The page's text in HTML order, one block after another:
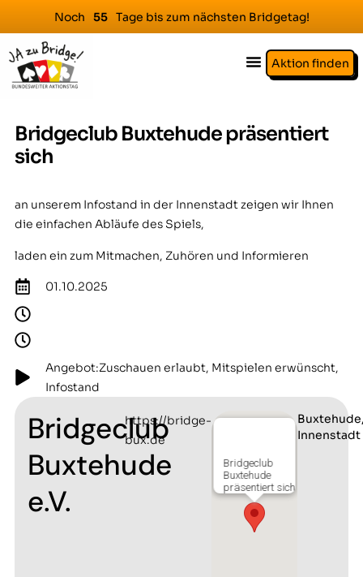
Noch 55 Tage bis zum nächsten Bridgetag!
Aktion finden
Bridgeclub Buxtehude präsentiert
sich
an unserem Infostand in der Innenstadt zeigen wir Ihnen
die einfachen Abläufe des Spiels,
laden ein zum Mitmachen, Zuhören und Informieren
01.10.2025
Angebot:Zuschauen erlaubt, Mitspielen erwünscht,
Infostand
Bridgeclub
Buxtehude
e.V.
https://bridge-
bux.de
Bridgeclub
Buxtehude
präsentiert sich
Innenstadt